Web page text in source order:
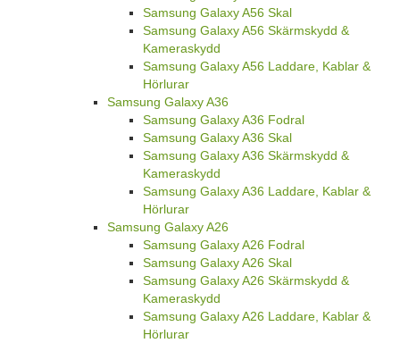
Samsung Galaxy A56 Skal
Samsung Galaxy A56 Skärmskydd &
Kameraskydd
Samsung Galaxy A56 Laddare, Kablar &
Hörlurar
Samsung Galaxy A36
Samsung Galaxy A36 Fodral
Samsung Galaxy A36 Skal
Samsung Galaxy A36 Skärmskydd &
Kameraskydd
Samsung Galaxy A36 Laddare, Kablar &
Hörlurar
Samsung Galaxy A26
Samsung Galaxy A26 Fodral
Samsung Galaxy A26 Skal
Samsung Galaxy A26 Skärmskydd &
Kameraskydd
Samsung Galaxy A26 Laddare, Kablar &
Hörlurar